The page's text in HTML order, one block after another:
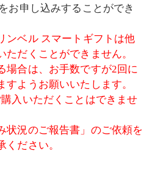
お申し込みすることができ
ンベル スマートギフトは他
だくことができません。
場合は、お手数ですが2回に
ようお願いいたします。
入いただくことはできませ
状況のご報告書」のご依頼を
ください。